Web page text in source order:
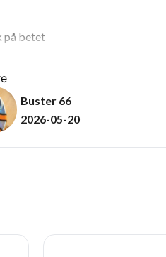
på betet
Buster 66
2026-05-20